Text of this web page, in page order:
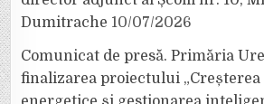
Dumitrache 10/07/2026
Comunicat de presă. Primăria
finalizarea proiectului